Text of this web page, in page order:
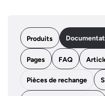
Produits
Pages FAQ
Pièces de rechange